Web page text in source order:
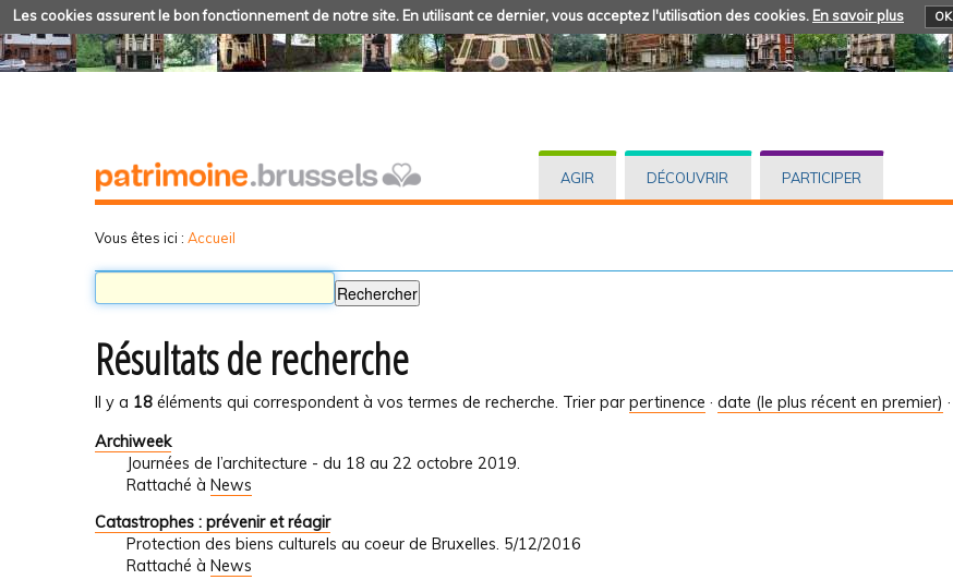
Les cookies assurent le bon fonctionnement de notre site. En utilisant ce dernier, vous acceptez l'utilisation des cookies. En savoir plus OK
AGIR DÉCOUVRIR PARTICIPER
Vous êtes ici : Accueil
Résultats de recherche
Il y a 18 éléments qui correspondent à vos termes de recherche. Trier par pertinence · date (le plus récent en premier) ·
Archiweek
Journées de l’architecture - du 18 au 22 octobre 2019.
Rattaché à News
Catastrophes : prévenir et réagir
Protection des biens culturels au coeur de Bruxelles. 5/12/2016
Rattaché à News